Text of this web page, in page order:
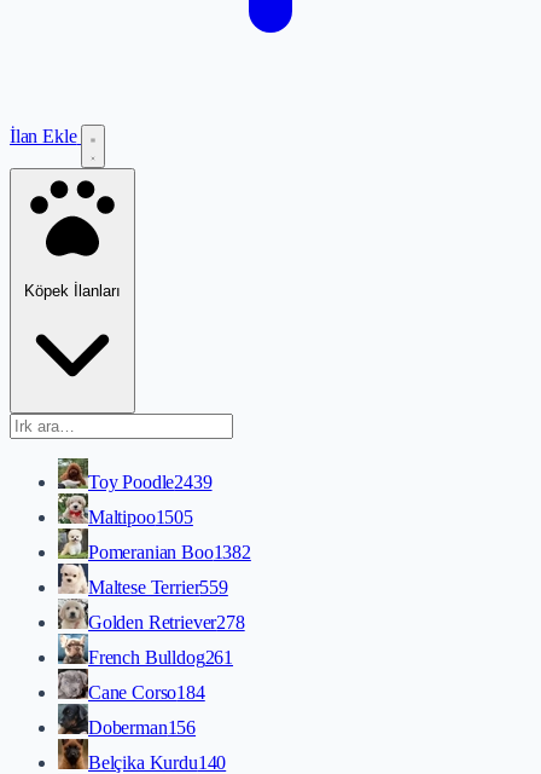
İlan Ekle
Köpek İlanları
Toy Poodle2439
Maltipoo1505
Pomeranian Boo1382
Maltese Terrier559
Golden Retriever278
French Bulldog261
Cane Corso184
Doberman156
Belçika Kurdu140